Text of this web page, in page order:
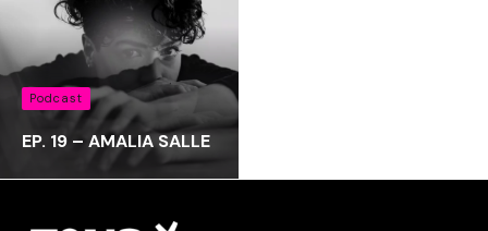
Podcast
EP. 19 – AMALIA SALLE